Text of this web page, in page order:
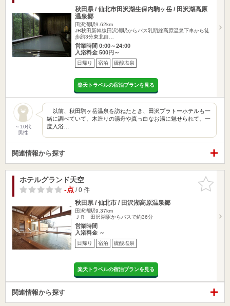
秋田県 / 仙北市田沢湖生保内駒ヶ岳 / 田沢湖高原
温泉郷
田沢湖駅9.62km
JR秋田新幹線田沢湖駅からバス乳頭線高原温泉下車から徒
歩約3分東北自…
営業時間 0:00～24:00
入浴料金 500円～
日帰り 宿泊 硫酸塩泉
楽天トラベルの宿泊プランを見る
～10代
男性
以前、秋田駒ヶ岳温泉を訪ねたとき、田沢プラトーホテルも一
緒に調べていて、木造りの湯舟や真っ白なお湯に魅せられて、一
度入浴…
関連情報から探す
お気に入
りに追加
ホテルグランド天空
-点/ 0 件
秋田県 / 仙北市 / 田沢湖高原温泉郷
田沢湖駅9.37km
ＪＲ 田沢湖駅からバスで約36分
営業時間
入浴料金 ～
日帰り 宿泊 硫酸塩泉
楽天トラベルの宿泊プランを見る
関連情報から探す